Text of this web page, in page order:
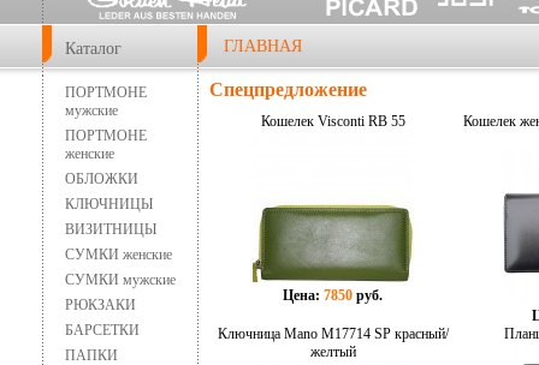
Каталог ГЛАВНАЯ
ПОРТМОНЕ
мужские
ПОРТМОНЕ
женские
ОБЛОЖКИ
КЛЮЧНИЦЫ
ВИЗИТНИЦЫ
СУМКИ женские
СУМКИ мужские
РЮКЗАКИ
БАРСЕТКИ
ПАПКИ
Спецпредложение
Кошелек Visconti RB 55
Цена:7850 руб.
Кошелек
Ключница Mano M17714 SP красный/
желтый